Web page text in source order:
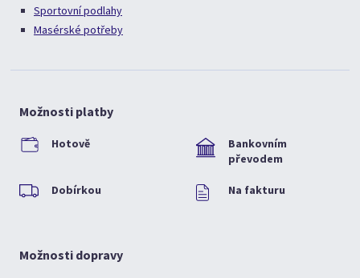
Sportovní podlahy
Masérské potřeby
Možnosti platby
Hotově
Bankovním
převodem
Dobírkou Na fakturu
Možnosti dopravy